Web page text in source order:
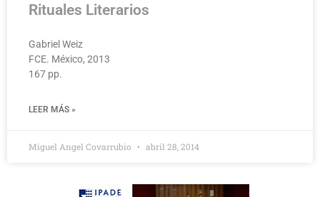
Rituales Literarios
Gabriel Weiz
FCE. México, 2013
167 pp.
LEER MÁS »
Miguel Angel Covarrubio abril 28, 2014